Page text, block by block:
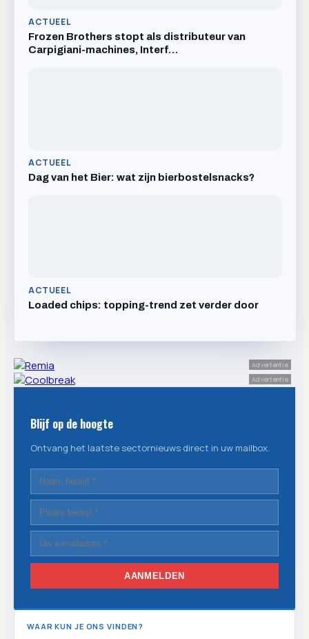
ACTUEEL
Frozen Brothers stopt als distributeur van
Carpigiani-machines, Interf…
ACTUEEL
Dag van het Bier: wat zijn bierbostelsnacks?
ACTUEEL
Loaded chips: topping-trend zet verder door
Advertentie
Advertentie
Blijf op de hoogte
Ontvang het laatste sectornieuws direct in uw mailbox.
AANMELDEN
WAAR KUN JE ONS VINDEN?